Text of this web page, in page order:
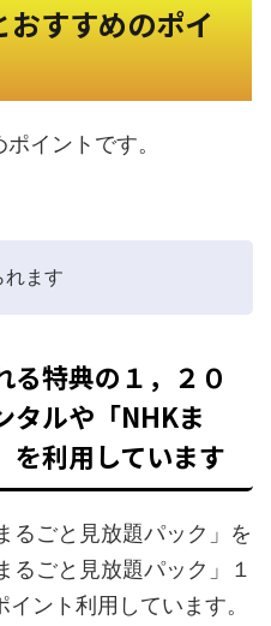
すすめのポイ
イントです。
れます
る特典の１，２０
タルや「NHKま
を利用しています
るごと見放題パック」を
るごと見放題パック」１
ント利用しています。